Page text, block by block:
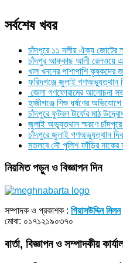
সর্বশেষ খবর
চাঁদপুরে ১১ দলীয় ঐক্য জোটের
চাঁদপুর আক্কাছ আলী রেলওয়ে
খাল খননের পাশাপাশি
ফরিদগঞ্জে জুলাই গণঅভ্যুত্থান
জেলা গণফোরামের আলোচনা
হাজীগঞ্জে শিশু ধর্ষণের
চাঁদপুরে ফুটবল টার্ফের মাঠ
জুলাই অভ্যুত্থান স্মরণে
চাঁদপুরে জুলাই গণঅভ্যুত্থান
মতলবে নৌ পুলিশ ফাঁড়ির নাকের
নিয়মিত পড়ুন ও বিজ্ঞাপন দিন
সম্পাদক ও প্রকাশক : গিয়াসউদ্দিন মিলন
মোবা: ০১৭১২১৯০৩৭০
বার্তা, বিজ্ঞাপন ও সম্পাদকীয়